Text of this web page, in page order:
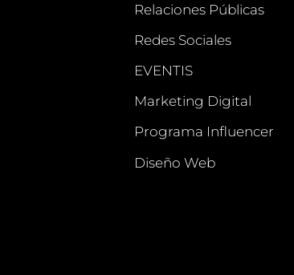
Relaciones Públicas
Redes Sociales
EVENTIS
Marketing Digital
Programa Influencer
Diseño Web